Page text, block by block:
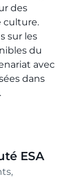
des
culture.
sur les
du
avec
dans
ESA